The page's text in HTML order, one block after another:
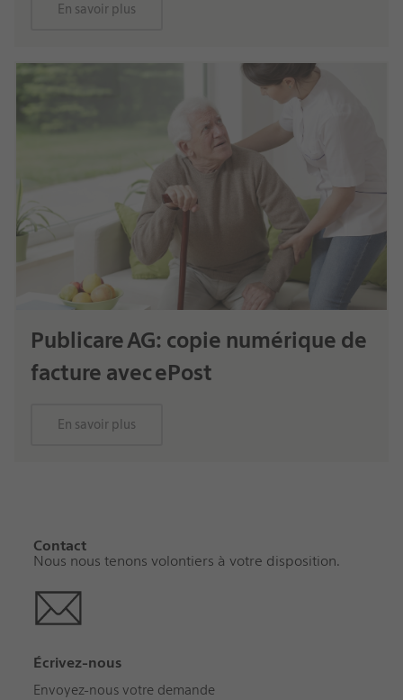
En savoir plus
Publicare AG: copie numérique de
facture avec ePost
En savoir plus
Contact
Nous nous tenons volontiers à votre disposition.
Écrivez-nous
Envoyez-nous votre demande